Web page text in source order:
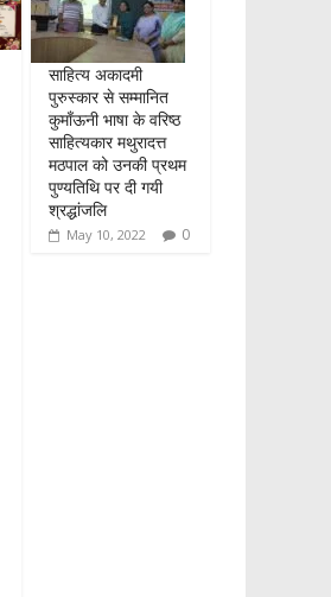
साहित्य अकादमी
पुरुस्कार से सम्मानित
कुमाँऊनी भाषा के वरिष्ठ
साहित्यकार मथुरादत्त
मठपाल को उनकी प्रथम
पुण्यतिथि पर दी गयी
श्रद्धांजलि
May 10, 2022 0